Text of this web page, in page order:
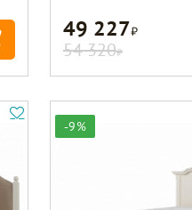
49 227Р
54 320Р
-9%